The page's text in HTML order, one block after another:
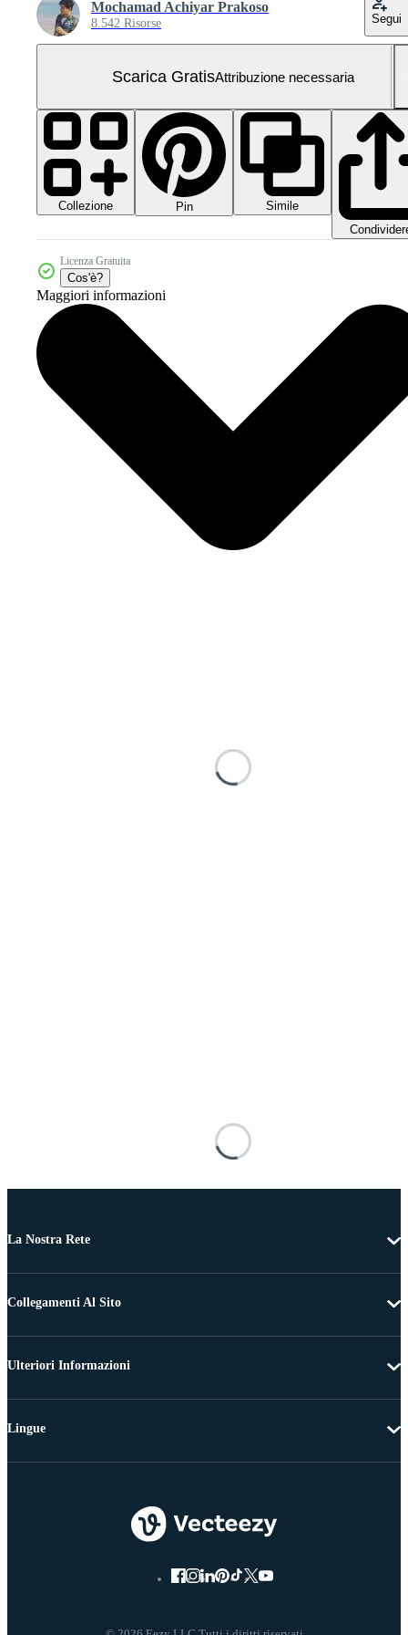
Mochamad Achiyar Prakoso
8.542 Risorse Segui
Scarica GratisAttribuzione necessaria
Collezione Pin
Simile
Licenza Gratuita
Cos'è?
Maggiori informazioni
La Nostra Rete
Collegamenti Al Sito
Ulteriori Informazioni
Lingue